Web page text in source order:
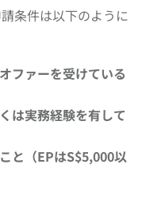
条件は以下のように
ファーを受けている
は実務経験を有して
と（EPはS$5,000以